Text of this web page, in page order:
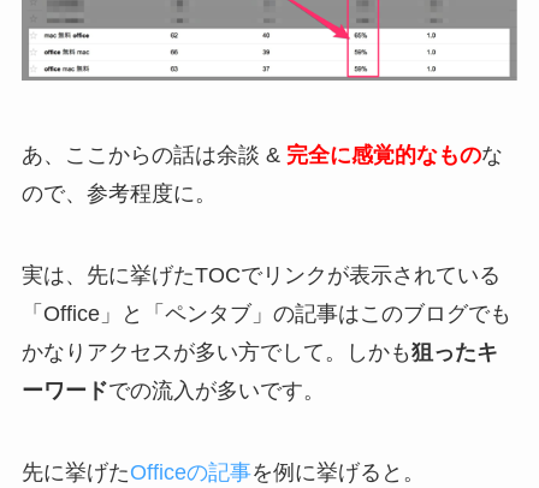
あ、ここからの話は余談 & 完全に感覚的なものな
ので、参考程度に。
実は、先に挙げたTOCでリンクが表示されている
「Office」と「ペンタブ」の記事はこのブログでも
かなりアクセスが多い方でして。しかも狙ったキ
ーワードでの流入が多いです。
先に挙げたOfficeの記事を例に挙げると。